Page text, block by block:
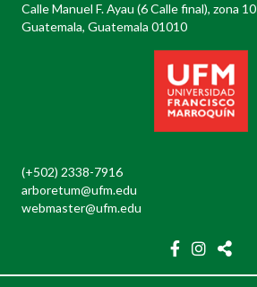
Calle Manuel F. Ayau (6 Calle final), zona 10
Guatemala, Guatemala 01010
(+502) 2338-7916
arboretum@ufm.edu
webmaster@ufm.edu